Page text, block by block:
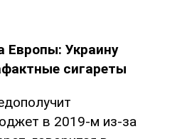
Европы: Украину
сигареты
в 2019-м из-за